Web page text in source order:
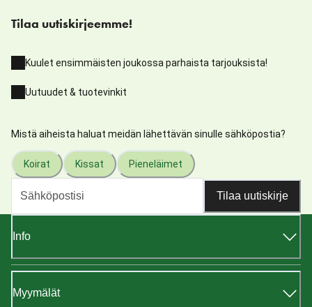
Tilaa uutiskirjeemme!
Kuulet ensimmäisten joukossa parhaista tarjouksista!
Uutuudet & tuotevinkit
Mistä aiheista haluat meidän lähettävän sinulle sähköpostia?
Koirat Kissat Pieneläimet
Tilaa uutiskirje
Info
Myymälät